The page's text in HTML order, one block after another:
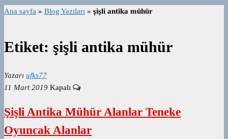
Ana sayfa » Blog Yazıları » şişli antika mühür
Etiket: şişli antika mühür
Yazarı ufks77
11 Mart 2019 Kapalı
Şişli Antika Mühür Alanlar Teneke
Oyuncak Alanlar